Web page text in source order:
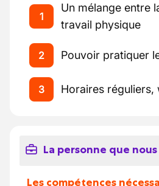
1
Un mélange entre
travail physique
2 Pouvoir pratiquer
3 Horaires réguliers,
La personne que
Les compétences